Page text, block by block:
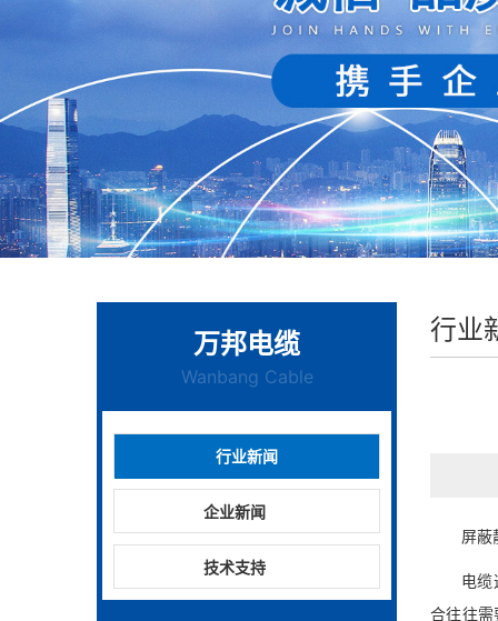
万邦电缆
Wanbang Cable
行业新闻
企业新闻
技术支持
行业
屏蔽静
电缆这
合往往